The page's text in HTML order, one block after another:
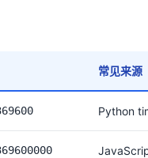
常见来源
Python